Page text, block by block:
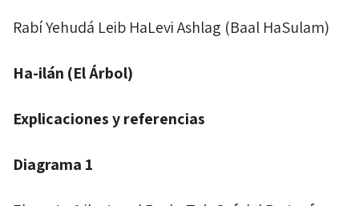
Rabí Yehudá Leib HaLevi Ashlag (Baal HaSulam)
Ha-ilán (El Árbol)
Explicaciones y referencias
Diagrama 1